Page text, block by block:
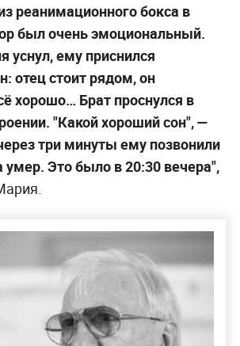
реанимационного бокса в
был очень эмоциональный.
уснул, ему приснился
отец стоит рядом, он
хорошо… Брат проснулся в
"Какой хороший сон", —
три минуты ему позвонили
умер. Это было в 20:30 вечера",